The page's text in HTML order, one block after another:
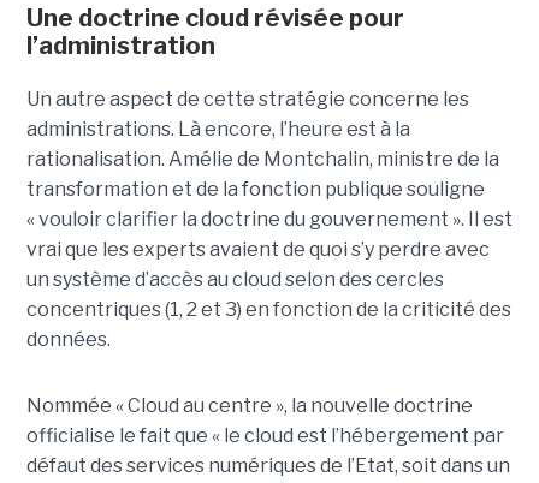
Une doctrine cloud révisée pour
l’administration
Un autre aspect de cette stratégie concerne les
administrations. Là encore, l’heure est à la
rationalisation. Amélie de Montchalin, ministre de la
transformation et de la fonction publique souligne
« vouloir clarifier la doctrine du gouvernement ». Il est
vrai que les experts avaient de quoi s’y perdre avec
un système d’accès au cloud selon des cercles
concentriques (1, 2 et 3) en fonction de la criticité des
données.
Nommée « Cloud au centre », la nouvelle doctrine
officialise le fait que « le cloud est l’hébergement par
défaut des services numériques de l’Etat, soit dans un